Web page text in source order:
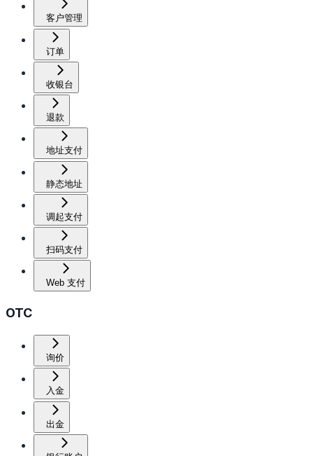
客户管理
订单
收银台
退款
地址支付
静态地址
调起支付
扫码支付
Web 支付
OTC
询价
入金
出金